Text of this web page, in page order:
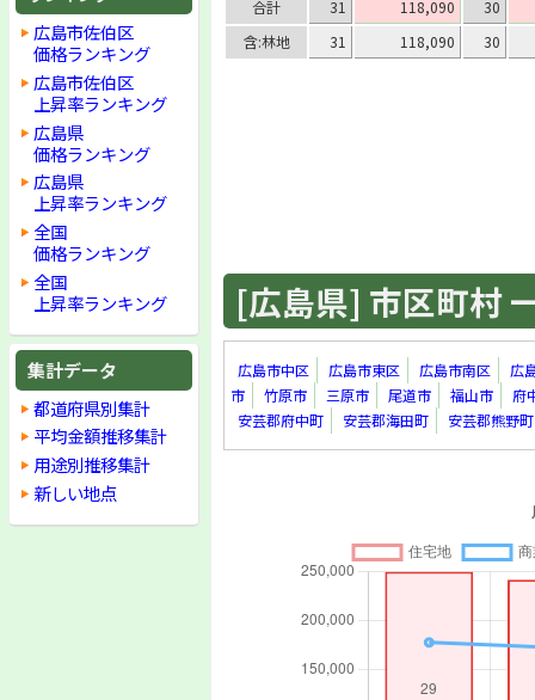
広島市佐伯区
価格ランキング
広島市佐伯区
上昇率ランキング
広島県
価格ランキング
広島県
上昇率ランキング
全国
価格ランキング
全国
上昇率ランキング
集計データ
都道府県別集計
平均金額推移集計
用途別推移集計
新しい地点
合計
31 118,090
30
含:林地
31 118,090 30
[広島県] 市区町村
広島市中区 広島市東区 広島市南区
広
市
竹原市 三原市 尾道市 福山市
府
安芸郡府中町
安芸郡海田町 安芸郡熊野町